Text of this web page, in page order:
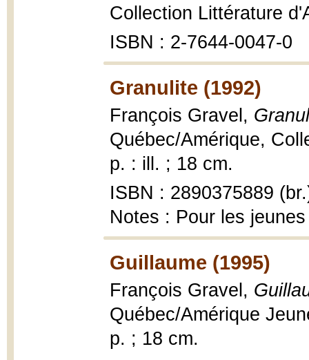
Collection Littérature
ISBN : 2-7644-0047-0
Granulite (1992)
François Gravel,
Québec/Amérique,
p. : ill. ; 18 cm.
ISBN : 2890375889
Notes : Pour les
Guillaume (1995)
François Gravel,
Québec/Amérique
p. ; 18 cm.